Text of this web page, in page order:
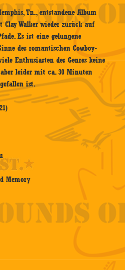
Tn., entstandene Album
Clay Walker wieder zurück auf
Es ist eine gelungene
des romantischen Cowboy-
Enthusiasten des Genres keine
leider mit ca. 30 Minuten
ist.
Memory